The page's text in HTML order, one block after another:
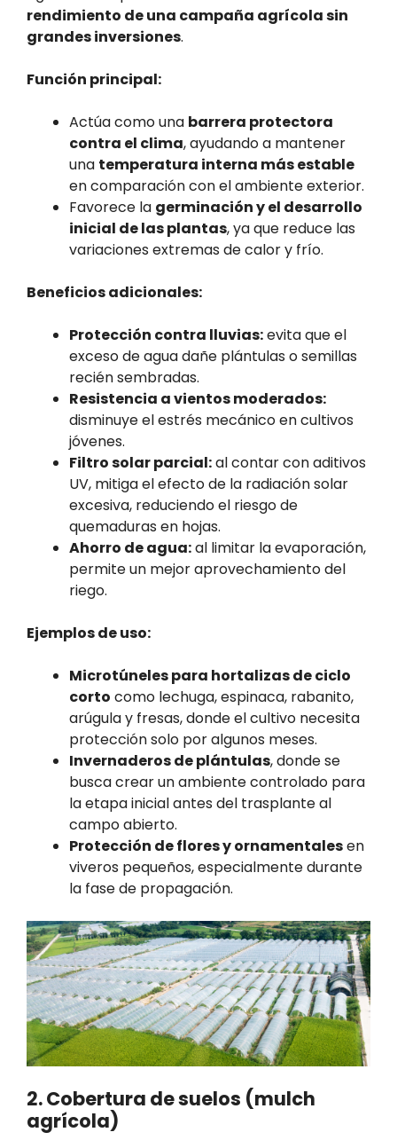
rendimiento de una campaña agrícola sin
grandes inversiones.
Función principal:
Actúa como una barrera protectora
contra el clima, ayudando a mantener
una temperatura interna más estable
en comparación con el ambiente exterior.
Favorece la germinación y el desarrollo
inicial de las plantas, ya que reduce las
variaciones extremas de calor y frío.
Beneficios adicionales:
Protección contra lluvias:evita que el
exceso de agua dañe plántulas o semillas
recién sembradas.
Resistencia a vientos moderados:
disminuye el estrés mecánico en cultivos
jóvenes.
Filtro solar parcial:al contar con aditivos
UV, mitiga el efecto de la radiación solar
excesiva, reduciendo el riesgo de
quemaduras en hojas.
Ahorro de agua:al limitar la evaporación,
permite un mejor aprovechamiento del
riego.
Ejemplos de uso:
Microtúneles para hortalizas de ciclo
corto como lechuga, espinaca, rabanito,
arúgula y fresas, donde el cultivo necesita
protección solo por algunos meses.
Invernaderos de plántulas, donde se
busca crear un ambiente controlado para
la etapa inicial antes del trasplante al
campo abierto.
Protección de flores y ornamentalesen
viveros pequeños, especialmente durante
la fase de propagación.
2. Cobertura de suelos (mulch
agrícola)